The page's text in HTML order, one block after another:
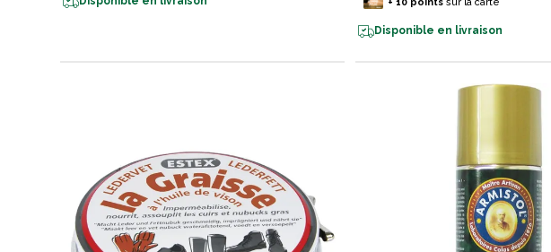
+ 10pointssur la carte
Disponible en livraison